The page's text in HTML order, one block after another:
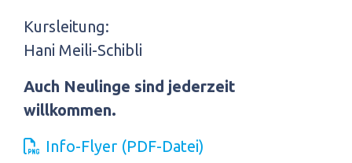
Kursleitung:
Hani Meili-Schibli
Auch Neulinge sind jederzeit
willkommen.
Info-Flyer (PDF-Datei)